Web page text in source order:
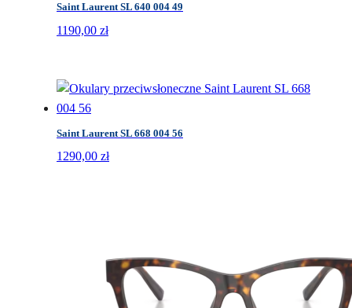
Saint Laurent SL 640 004 49
1190,00 zł
Saint Laurent SL 668 004 56
1290,00 zł